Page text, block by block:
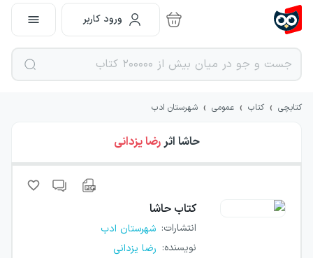
ورود کاربر
کتابچی › کتاب › عمومی › شهرستان ادب
حاشا اثررضا یزدانی
کتاب حاشا
انتشارات: شهرستان ادب
نویسنده: رضا یزدانی